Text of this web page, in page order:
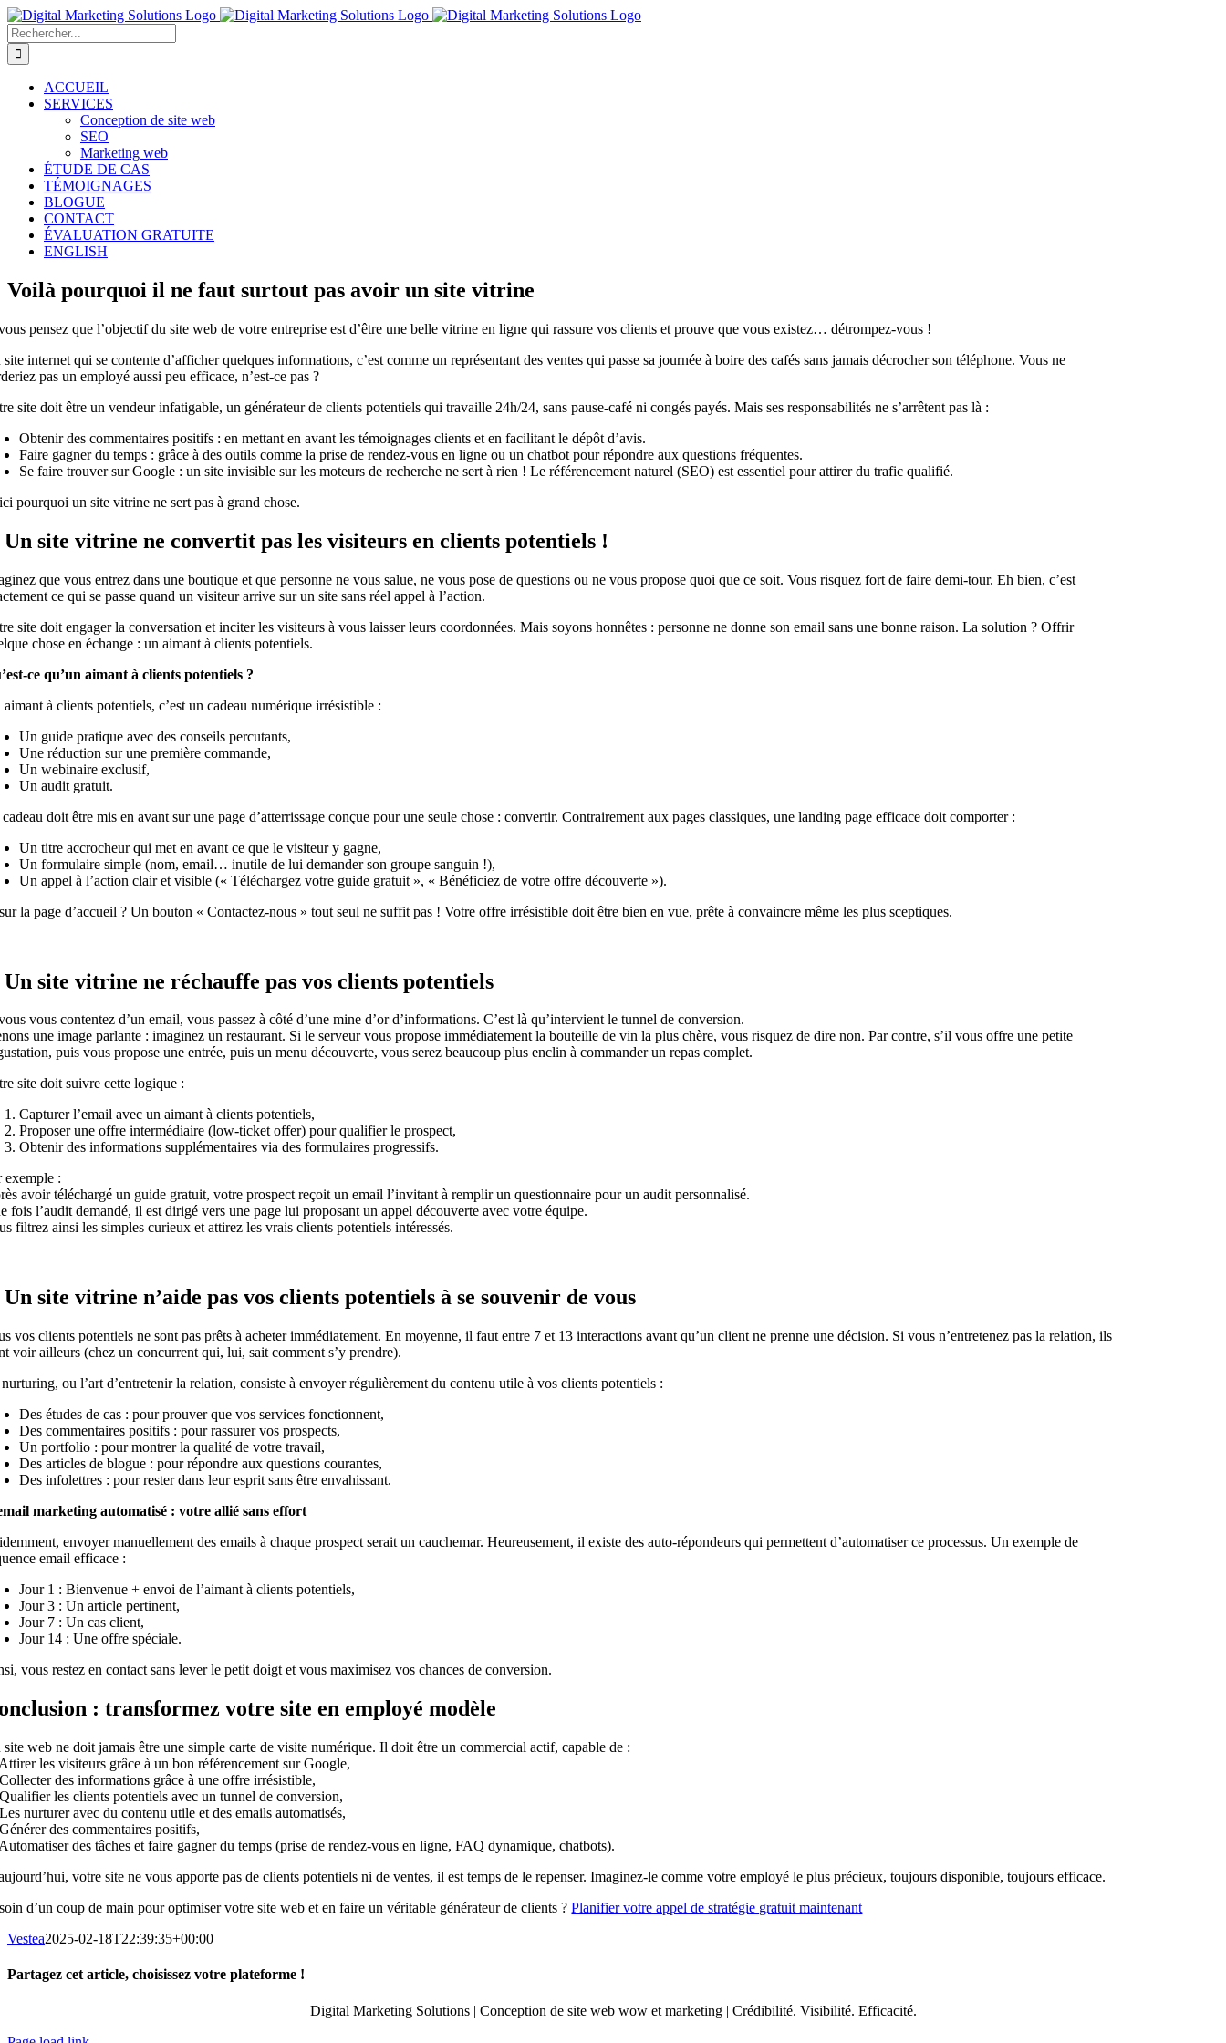
Passer
au
contenu
Rechercher:
ACCUEIL
SERVICES
Conception de site web
SEO
Marketing web
ÉTUDE DE CAS
TÉMOIGNAGES
BLOGUE
CONTACT
ÉVALUATION GRATUITE
ENGLISH
Voilà pourquoi il ne faut surtout pas avoir un site vitrine
pensez que l’objectif du site web de votre entreprise est d’être une belle vitrine en ligne qui rassure vos clients et prouve que vous existez… détrompez-vous !
site internet qui se contente d’afficher quelques informations, c’est comme un représentant des ventes qui passe sa journée à boire des cafés sans jamais décrocher son téléphone. Vous ne
pas un employé aussi peu efficace, n’est-ce pas ?
site doit être un vendeur infatigable, un générateur de clients potentiels qui travaille 24h/24, sans pause-café ni congés payés. Mais ses responsabilités ne s’arrêtent pas là :
Obtenir des commentaires positifs : en mettant en avant les témoignages clients et en facilitant le dépôt d’avis.
Faire gagner du temps : grâce à des outils comme la prise de rendez-vous en ligne ou un chatbot pour répondre aux questions fréquentes.
Se faire trouver sur Google : un site invisible sur les moteurs de recherche ne sert à rien ! Le référencement naturel (SEO) est essentiel pour attirer du trafic qualifié.
pourquoi un site vitrine ne sert pas à grand chose.
Un site vitrine ne convertit pas les visiteurs en clients potentiels !
que vous entrez dans une boutique et que personne ne vous salue, ne vous pose de questions ou ne vous propose quoi que ce soit. Vous risquez fort de faire demi-tour. Eh bien, c’est
ce qui se passe quand un visiteur arrive sur un site sans réel appel à l’action.
site doit engager la conversation et inciter les visiteurs à vous laisser leurs coordonnées. Mais soyons honnêtes : personne ne donne son email sans une bonne raison. La solution ? Offrir
chose en échange : un aimant à clients potentiels.
ce qu’un aimant à clients potentiels ?
aimant à clients potentiels, c’est un cadeau numérique irrésistible :
Un guide pratique avec des conseils percutants,
Une réduction sur une première commande,
Un webinaire exclusif,
Un audit gratuit.
cadeau doit être mis en avant sur une page d’atterrissage conçue pour une seule chose : convertir. Contrairement aux pages classiques, une landing page efficace doit comporter :
Un titre accrocheur qui met en avant ce que le visiteur y gagne,
Un formulaire simple (nom, email… inutile de lui demander son groupe sanguin !),
Un appel à l’action clair et visible (« Téléchargez votre guide gratuit », « Bénéficiez de votre offre découverte »).
la page d’accueil ? Un bouton « Contactez-nous » tout seul ne suffit pas ! Votre offre irrésistible doit être bien en vue, prête à convaincre même les plus sceptiques.
Un site vitrine ne réchauffe pas vos clients potentiels
vous contentez d’un email, vous passez à côté d’une mine d’or d’informations. C’est là qu’intervient le tunnel de conversion.
une image parlante : imaginez un restaurant. Si le serveur vous propose immédiatement la bouteille de vin la plus chère, vous risquez de dire non. Par contre, s’il vous offre une petite
puis vous propose une entrée, puis un menu découverte, vous serez beaucoup plus enclin à commander un repas complet.
site doit suivre cette logique :
Capturer l’email avec un aimant à clients potentiels,
Proposer une offre intermédiaire (low-ticket offer) pour qualifier le prospect,
Obtenir des informations supplémentaires via des formulaires progressifs.
exemple :
avoir téléchargé un guide gratuit, votre prospect reçoit un email l’invitant à remplir un questionnaire pour un audit personnalisé.
fois l’audit demandé, il est dirigé vers une page lui proposant un appel découverte avec votre équipe.
filtrez ainsi les simples curieux et attirez les vrais clients potentiels intéressés.
Un site vitrine n’aide pas vos clients potentiels à se souvenir de vous
vos clients potentiels ne sont pas prêts à acheter immédiatement. En moyenne, il faut entre 7 et 13 interactions avant qu’un client ne prenne une décision. Si vous n’entretenez pas la relation, ils
voir ailleurs (chez un concurrent qui, lui, sait comment s’y prendre).
ou l’art d’entretenir la relation, consiste à envoyer régulièrement du contenu utile à vos clients potentiels :
Des études de cas : pour prouver que vos services fonctionnent,
Des commentaires positifs : pour rassurer vos prospects,
Un portfolio : pour montrer la qualité de votre travail,
Des articles de blogue : pour répondre aux questions courantes,
Des infolettres : pour rester dans leur esprit sans être envahissant.
marketing automatisé : votre allié sans effort
envoyer manuellement des emails à chaque prospect serait un cauchemar. Heureusement, il existe des auto-répondeurs qui permettent d’automatiser ce processus. Un exemple de
email efficace :
Jour 1 : Bienvenue + envoi de l’aimant à clients potentiels,
Jour 3 : Un article pertinent,
Jour 7 : Un cas client,
Jour 14 : Une offre spéciale.
vous restez en contact sans lever le petit doigt et vous maximisez vos chances de conversion.
: transformez votre site en employé modèle
site web ne doit jamais être une simple carte de visite numérique. Il doit être un commercial actif, capable de :
les visiteurs grâce à un bon référencement sur Google,
des informations grâce à une offre irrésistible,
les clients potentiels avec un tunnel de conversion,
nurturer avec du contenu utile et des emails automatisés,
des commentaires positifs,
des tâches et faire gagner du temps (prise de rendez-vous en ligne, FAQ dynamique, chatbots).
votre site ne vous apporte pas de clients potentiels ni de ventes, il est temps de le repenser. Imaginez-le comme votre employé le plus précieux, toujours disponible, toujours efficace.
d’un coup de main pour optimiser votre site web et en faire un véritable générateur de clients ?Planifier votre appel de stratégie gratuit maintenant
Vestea2025-02-18T22:39:35+00:00
Partagez cet article, choisissez votre plateforme !
Digital Marketing Solutions | Conception de site web wow et marketing | Crédibilité. Visibilité. Efficacité.